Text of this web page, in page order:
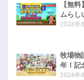
【無
ムらし
2026年
牧場物
年！記
2026年